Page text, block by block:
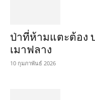
ป่าที่ห้ามแตะต้อง
เมาฟลาง
10 กุมภาพันธ์ 2026